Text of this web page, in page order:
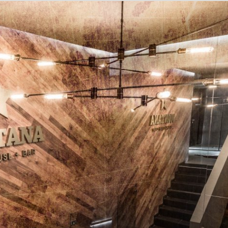
IZBA SUPERIOR
IZBA PRE ZNEVÝHODNENÝCH
IZBA DE LUXE
APARTMÁN JUNIOR SUITE
DE LUXE APARTMÁN YASMIN
KONGRESY
SVADBY
WELLNESS
O HOTELI
REŠTAURÁCIA
STEAKHOUSE MONTANA